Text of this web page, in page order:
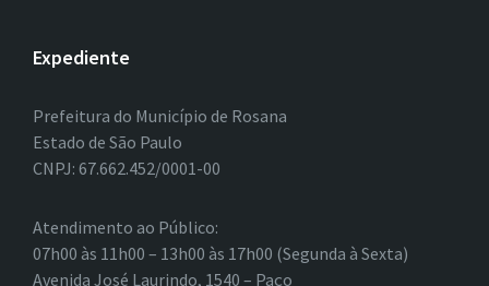
Expediente
Prefeitura do Município de Rosana
Estado de São Paulo
CNPJ: 67.662.452/0001-00
Atendimento ao Público:
07h00 às 11h00 – 13h00 às 17h00 (Segunda à Sexta)
Avenida José Laurindo, 1540 – Paço